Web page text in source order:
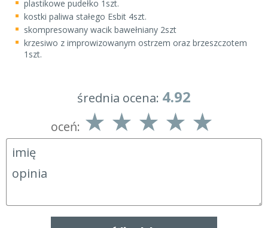
plastikowe pudełko 1szt.
kostki paliwa stałego Esbit 4szt.
skompresowany wacik bawełniany 2szt
krzesiwo z improwizowanym ostrzem oraz brzeszczotem
1szt.
średnia ocena: 4.92
oceń: